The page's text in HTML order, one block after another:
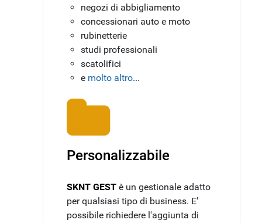
negozi di abbigliamento
concessionari auto e moto
rubinetterie
studi professionali
scatolifici
e molto altro...
Personalizzabile
SKNT GEST è un gestionale adatto
per qualsiasi tipo di business. E'
possibile richiedere l'aggiunta di